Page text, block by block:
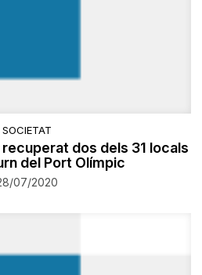
SOCIETAT
dos dels 31 locals
del Port Olímpic
07/2020